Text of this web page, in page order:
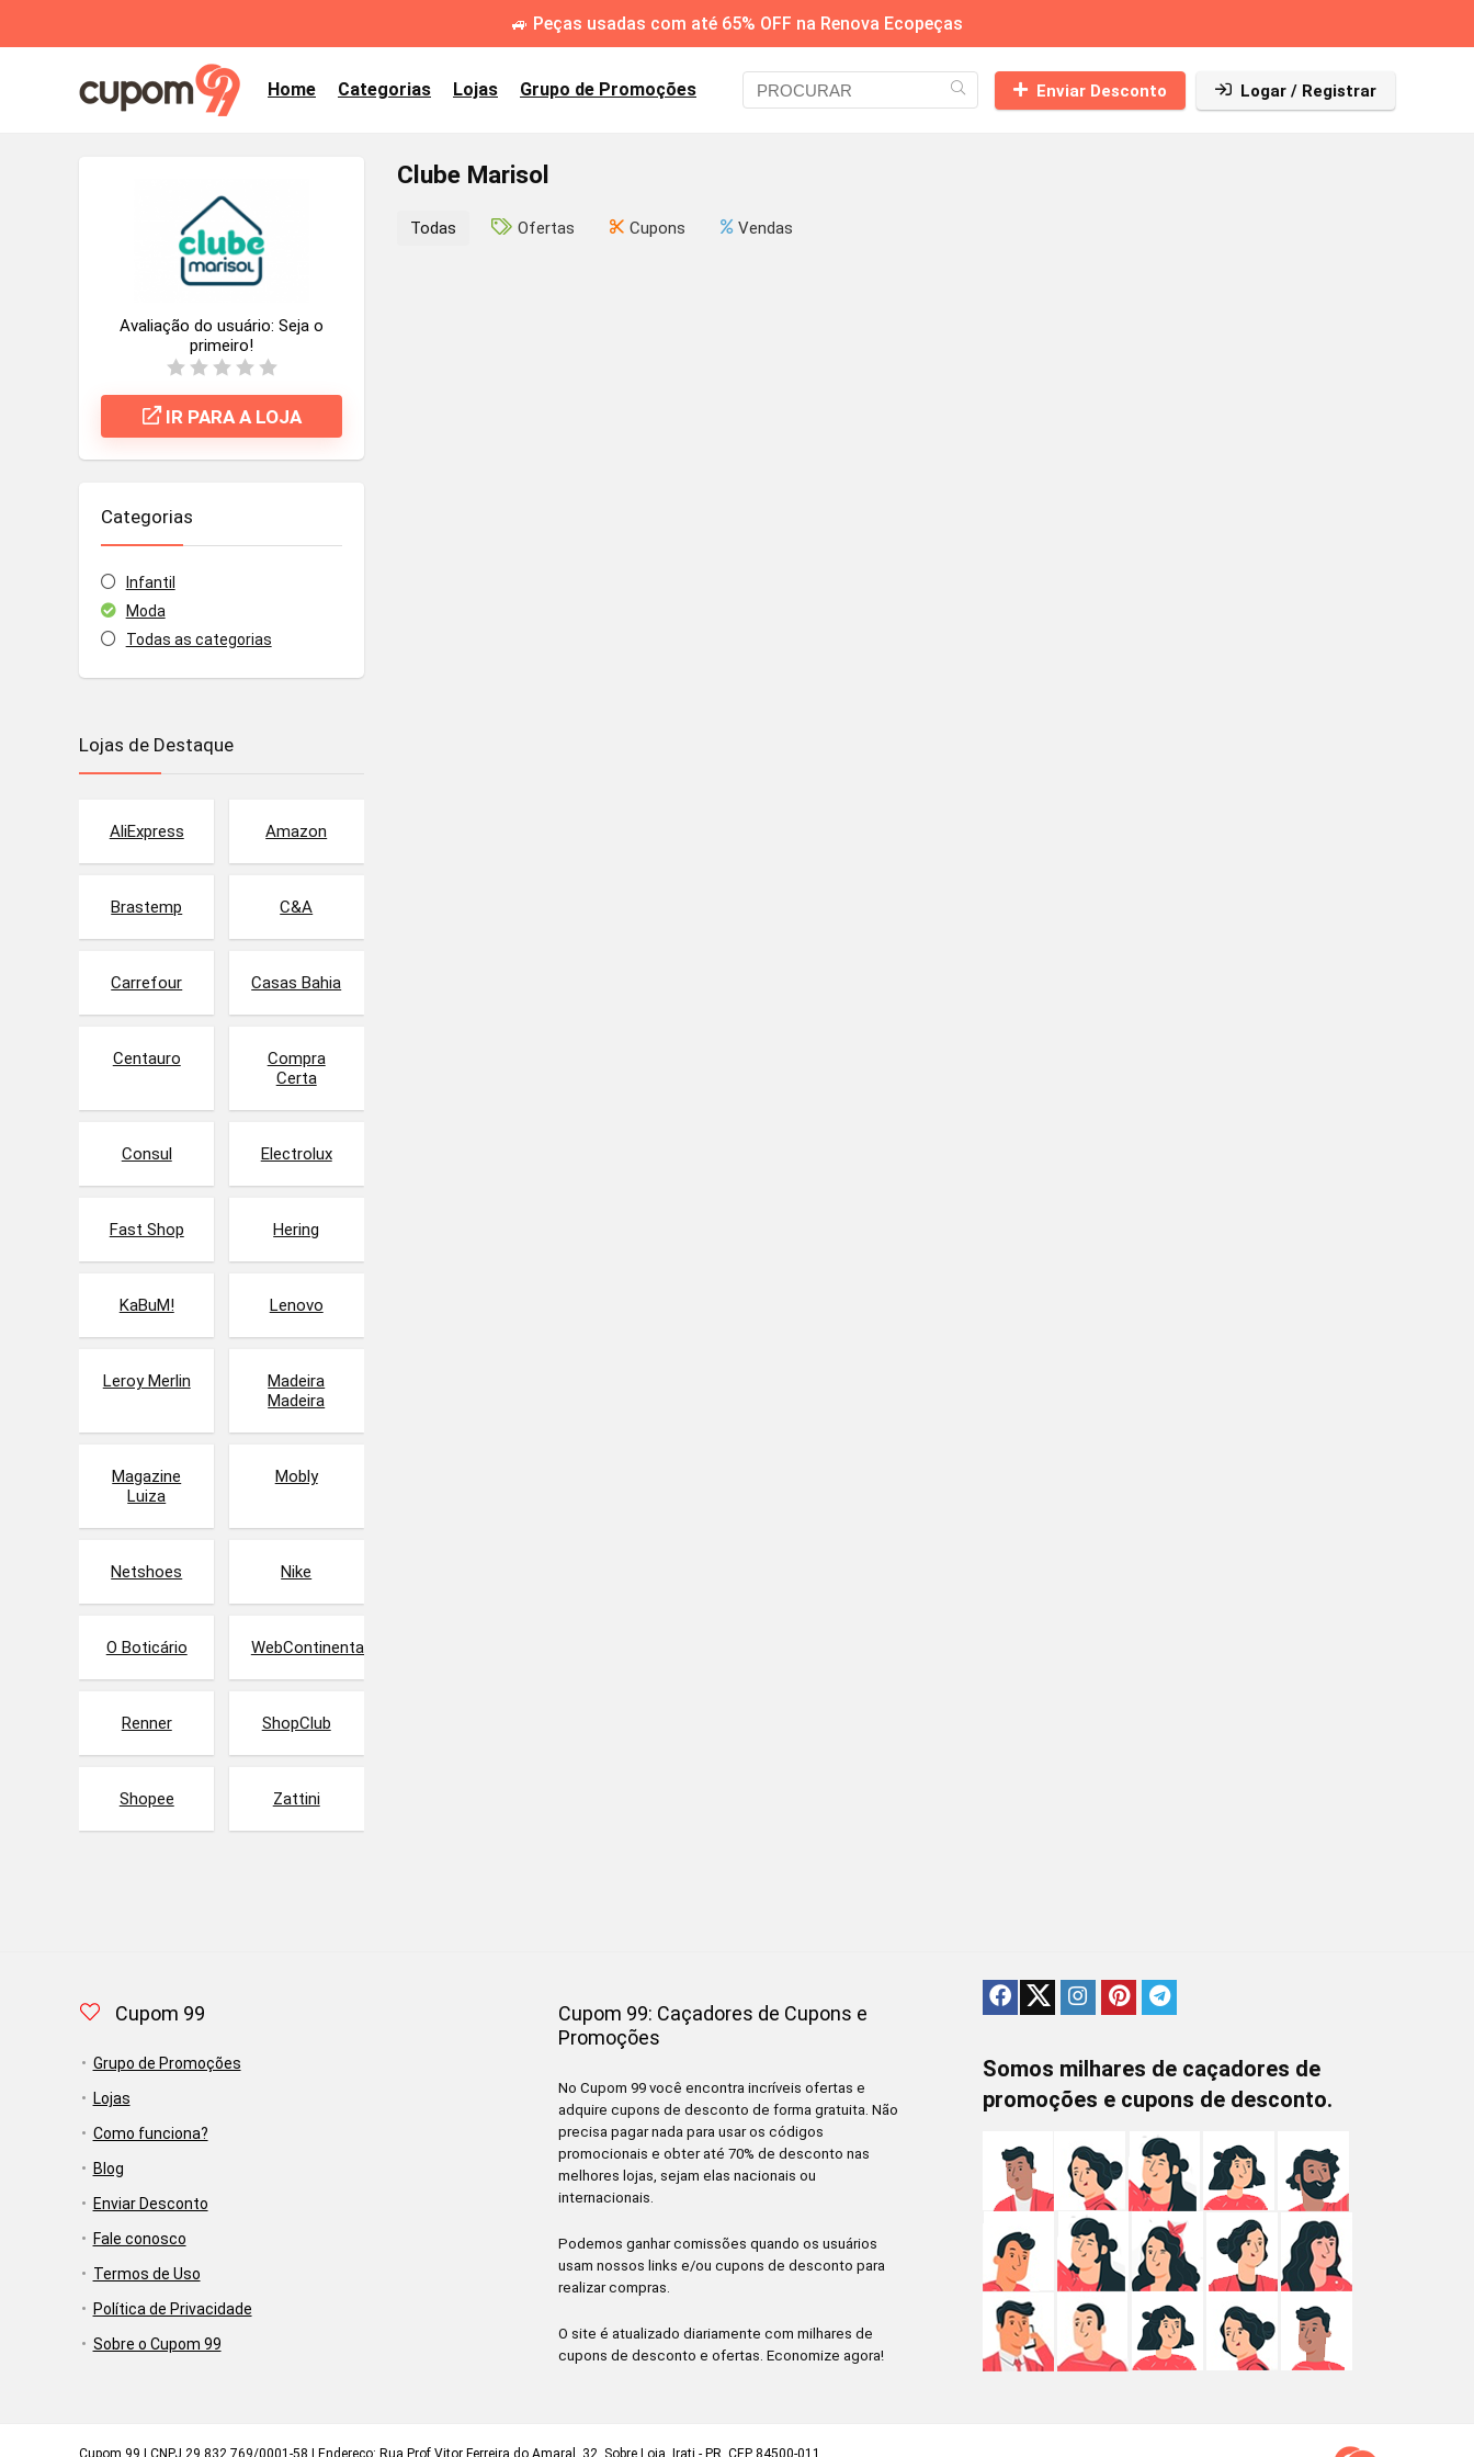
🚙 Peças usadas com até 65% OFF na Renova Ecopeças
Home Categorias Lojas Grupo de Promoções Enviar Desconto Logar / Registrar
Clube Marisol
Avaliação do usuário: Seja o
primeiro!
IR PARA A LOJA
Categorias
Infantil
Moda
Todas as categorias
Todas Ofertas Cupons Vendas
Lojas de Destaque
AliExpress Amazon
Brastemp C&A
Carrefour Casas Bahia
Centauro
Compra
Certa
Consul Electrolux
Fast Shop Hering
KaBuM! Lenovo
Leroy Merlin
Madeira
Madeira
Magazine
Luiza
Mobly
Netshoes Nike
O Boticário WebContinental
Renner ShopClub
Shopee Zattini
Cupom 99
Grupo de Promoções
Lojas
Como funciona?
Blog
Enviar Desconto
Fale conosco
Termos de Uso
Política de Privacidade
Sobre o Cupom 99
Cupom 99: Caçadores de Cupons e
Promoções
No Cupom 99 você encontra incríveis ofertas e
adquire cupons de desconto de forma gratuita. Não
precisa pagar nada para usar os códigos
promocionais e obter até 70% de desconto nas
melhores lojas, sejam elas nacionais ou
internacionais.
Podemos ganhar comissões quando os usuários
usam nossos links e/ou cupons de desconto para
realizar compras.
O site é atualizado diariamente com milhares de
cupons de desconto e ofertas. Economize agora!
Somos milhares de caçadores de
promoções e cupons de desconto.